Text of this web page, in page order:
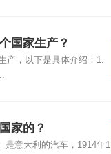
国家生产？
产，以下是具体介绍：1.
家的？
是意大利的汽车，1914年1